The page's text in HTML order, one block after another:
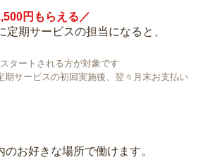
円もらえる／
定期サービスの担当になると、
タートされる方が対象です
期サービスの初回実施後、翌々月末お支払い
お好きな場所で働けます。